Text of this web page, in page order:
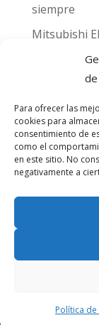
Para ofrecer las
cookies para
consentimiento de
como el
en este sitio. No
negativamente a
Política
siempre
Mitsubishi
hacia
para el
sello CO₂
®